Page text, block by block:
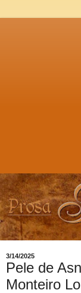
3/14/2025
Pele de
Monteiro